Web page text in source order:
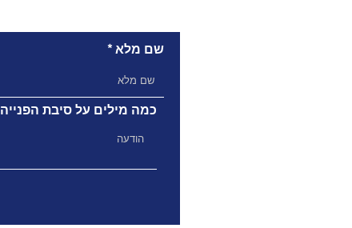
שם מלא
כמה מילים על סיבת הפנייה